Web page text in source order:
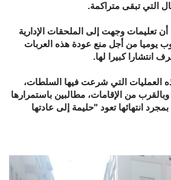
التي تبقى متراكمة.
تعليمات وجهت إلى الملحقات الإدارية
يوميا من أجل منع عودة هذه العربات
انتشارا كبيرا لها.
العمليات التي شرعت فيها السلطات،
من الإقامات، مطالبين باستمرارها
انتهائها تعود "حليمة إلى عادتها